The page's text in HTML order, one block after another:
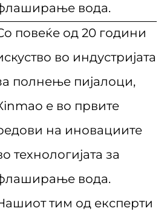
вода.
повеќе од 20 години
во индустријата
полнење пијалоци,
е во првите
на иновациите
технологијата за
вода.
тим од експерти